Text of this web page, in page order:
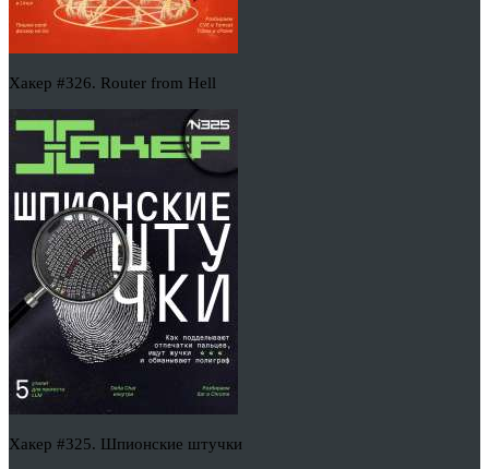
Хакер #326. Router from Hell
Хакер #325. Шпионские штучки